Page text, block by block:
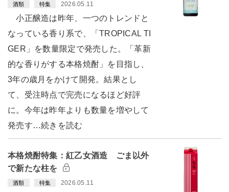
酒類 特集 2026.05.11
小正醸造は昨年、一つのトレンドと
なっている香り系で、「TROPICAL TI
GER」を数量限定で発売した。「革新
的な香りがする本格焼酎」を目指し、
3年の歳月をかけて開発。結果とし
て、受注時点で完売になるほど好評
に。今年は昨年よりも数量を増やして
発売す…続きを読む
本格焼酎特集：紅乙女酒造 ごま以外
で新たな柱を
酒類 特集 2026.05.11